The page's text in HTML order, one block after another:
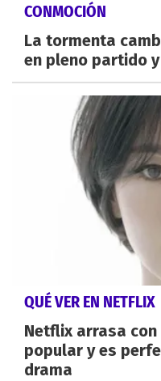
CONMOCIÓN
La tormenta
en pleno partido
QUÉ VER EN NETFLIX
Netflix arrasa
popular y es
drama